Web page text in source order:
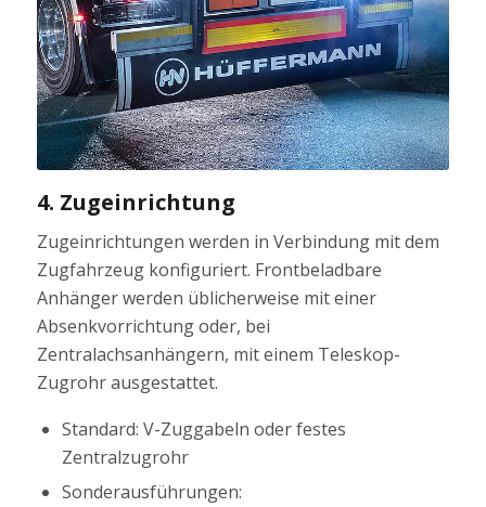
4. Zugeinrichtung
Zugeinrichtungen werden in Verbindung mit dem
Zugfahrzeug konfiguriert. Frontbeladbare
Anhänger werden üblicherweise mit einer
Absenkvorrichtung oder, bei
Zentralachsanhängern, mit einem Teleskop-
Zugrohr ausgestattet.
Standard: V-Zuggabeln oder festes
Zentralzugrohr
Sonderausführungen: